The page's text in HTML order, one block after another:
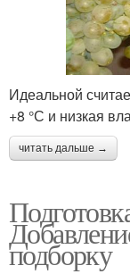
Идеальной
+8 °С и низкая
читать дальше →
подборку